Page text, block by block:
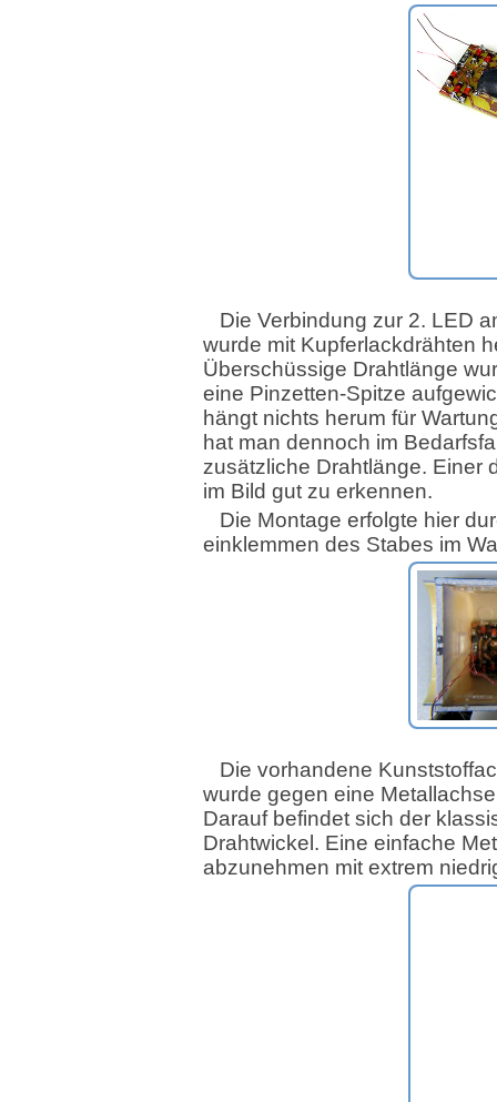
Die Verbindung zur 2. LED
wurde mit Kupferlackdrähten
Überschüssige Drahtlänge
eine Pinzetten-Spitze
hängt nichts herum für
hat man dennoch im
zusätzliche Drahtlänge. Einer
im Bild gut zu erkennen.
Die Montage erfolgte hier
einklemmen des Stabes im
Die vorhandene
wurde gegen eine
Darauf befindet sich der
Drahtwickel. Eine einfache
abzunehmen mit extrem